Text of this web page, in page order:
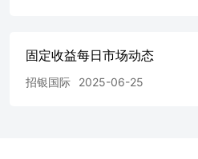
岸人民币债券发行总额将继
京东、阳光电源和新加坡航
固定收益每日市场动态
招银国际 2025-06-25